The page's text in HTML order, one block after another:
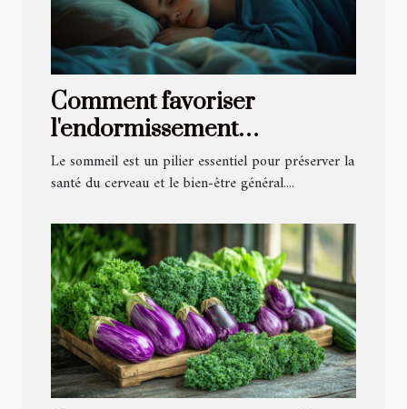
Comment favoriser
l'endormissement
naturellement et protéger le
cerveau ?
Le sommeil est un pilier essentiel pour préserver la
santé du cerveau et le bien-être général....